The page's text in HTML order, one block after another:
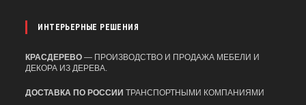
ИНТЕРЬЕРНЫЕ РЕШЕНИЯ
КРАСДЕРЕВО — ПРОИЗВОДСТВО И ПРОДАЖА МЕБЕЛИ И
ДЕКОРА ИЗ ДЕРЕВА.
ДОСТАВКА ПО РОССИИ ТРАНСПОРТНЫМИ КОМПАНИЯМИ